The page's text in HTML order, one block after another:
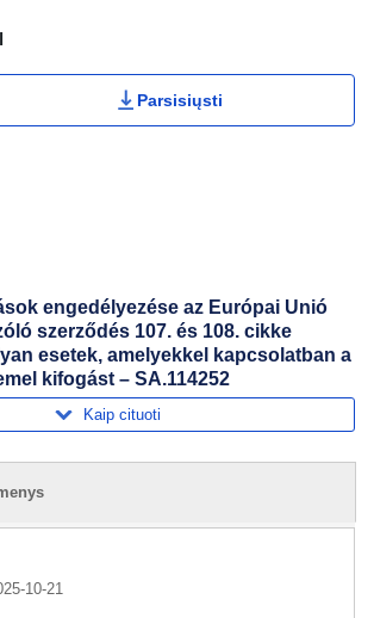
Actions Portlet
Parsisiųsti
engedélyezése az Európai Unió
szerződés 107. és 108. cikke
esetek, amelyekkel kapcsolatban a
kifogást – SA.114252
Kaip cituoti
10-21